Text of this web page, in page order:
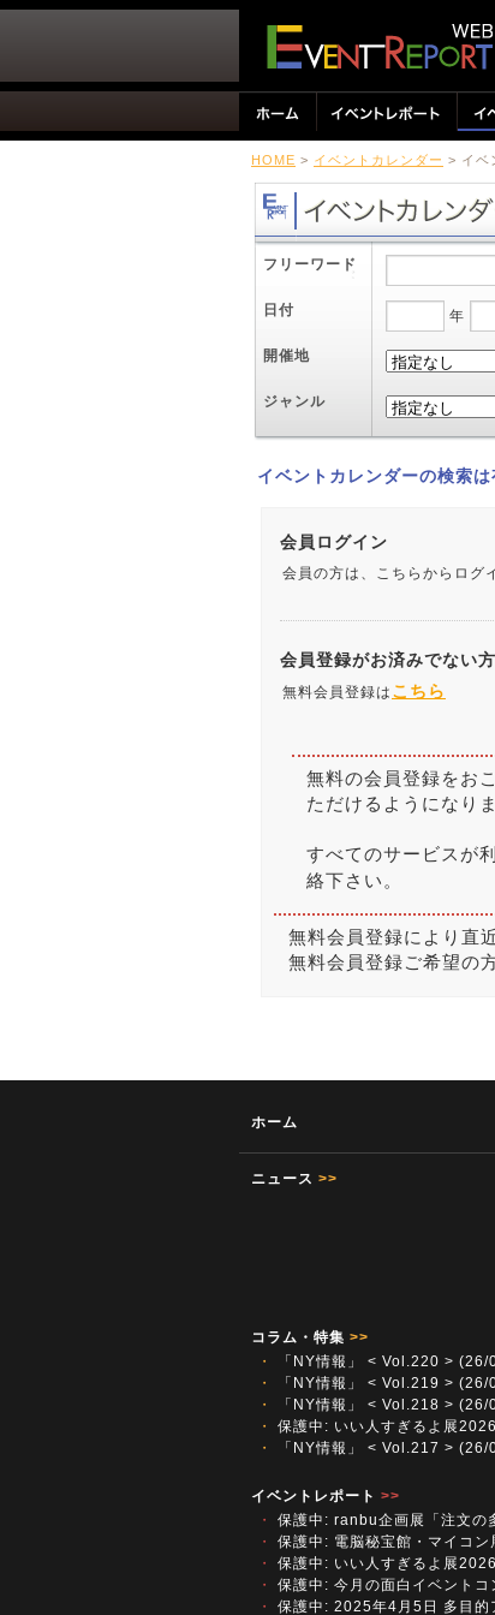
HOME > イベントカレンダー > イベ
フリーワード
日付 年
開催地
ジャンル
イベントカレンダーの検索
会員ログイン
会員の方は、こちらからログ
会員登録がお済みでない方
無料会員登録は こちら
無料の会員登録をお
ただけるようになりま
すべてのサービスが
絡下さい。
無料会員登録により直
無料会員登録ご希望の
ホーム
ニュース >>
コラム・特集 >>
・
「NY情報」 < Vol.220 > (26/
・
「NY情報」 < Vol.219 > (26/
・
「NY情報」 < Vol.218 > (26/
・
保護中: いい人すぎるよ展
・
「NY情報」 < Vol.217 > (26/
イベントレポート >>
・
保護中: ranbu企画展「注文の
・
保護中: 電脳秘宝館・マイコン
・
保護中: いい人すぎるよ展
・
保護中: 今月の面白イベントコ
・
保護中: 2025年4月5日 多目的